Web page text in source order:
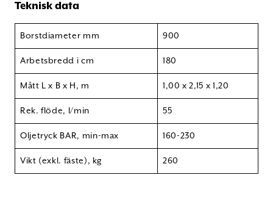
Teknisk data
Borstdiameter mm 900
Arbetsbredd i cm 180
Mått L x B x H, m 1,00 x 2,15 x 1,20
Rek. flöde, l/min 55
Oljetryck BAR, min-max 160-230
Vikt (exkl. fäste), kg 260